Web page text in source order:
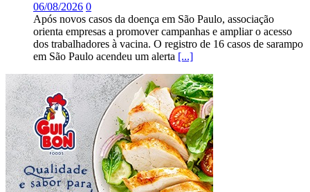
06/08/2026 0
Após novos casos da doença em São Paulo, associação
orienta empresas a promover campanhas e ampliar o acesso
dos trabalhadores à vacina. O registro de 16 casos de sarampo
em São Paulo acendeu um alerta [...]